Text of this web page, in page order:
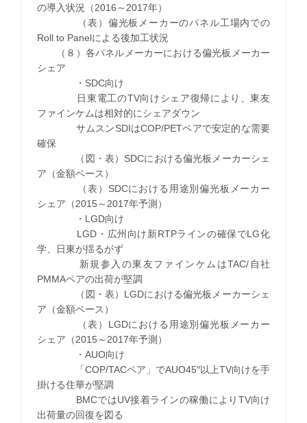
の導入状況（2016～2017年）
（表）偏光板メーカーのパネル工場内での
Roll to Panelによる後加工状況
（８）各パネルメーカーにおける偏光板メーカー
シェア
・SDC向け
日東電工のTV向けシェア復帰により、東友
ファインケムは相対的にシェアダウン
サムスンSDIはCOP/PETペアで安定的な需要
確保
（図・表）SDCにおける偏光板メーカーシェ
ア（金額ベース）
（表）SDCにおける用途別偏光板メーカー
シェア（2015～2017年予測）
・LGD向け
LGD・広州向け新RTPラインの確保でLG化
学、日東が揺るがず
新規参入の東友ファインケムはTAC/自社
PMMAペアの出荷が堅調
（図・表）LGDにおける偏光板メーカーシェ
ア（金額ベース）
（表）LGDにおける用途別偏光板メーカー
シェア（2015～2017年予測）
・AUO向け
「COP/TACペア」でAUO45″以上TV向けを手
掛ける住華が堅調
BMCではUV接着ラインの稼働によりTV向け
出荷量の回復を図る